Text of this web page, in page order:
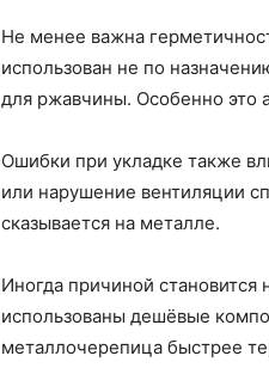
Не менее важна
использован не по
для ржавчины. Особенно это
Ошибки при укладке также
или нарушение вентиляции
сказывается на металле.
Иногда причиной становится
использованы дешёвые
металлочерепица быстрее